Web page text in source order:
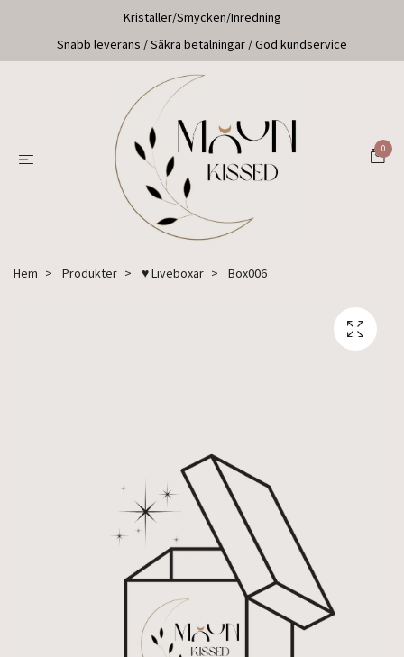
Kristaller/Smycken/Inredning
Snabb leverans / Säkra betalningar / God kundservice
0
Hem Produkter ♥ Liveboxar Box006